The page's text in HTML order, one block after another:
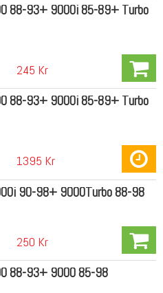
88-93+ 9000i 85-89+ Turbo
245 Kr
88-93+ 9000i 85-89+ Turbo
1395 Kr
90-98+ 9000Turbo 88-98
250 Kr
88-93+ 9000 85-98